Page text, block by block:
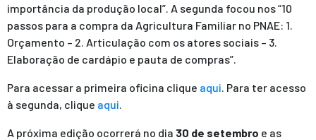
importância da produção local”. A segunda focou nos “10
passos para a compra da Agricultura Familiar no PNAE: 1.
Orçamento – 2. Articulação com os atores sociais – 3.
Elaboração de cardápio e pauta de compras”.
Para acessar a primeira oficina clique aqui . Para ter acesso
à segunda, clique aqui
A próxima edição ocorrerá no dia 30 de setembro e as